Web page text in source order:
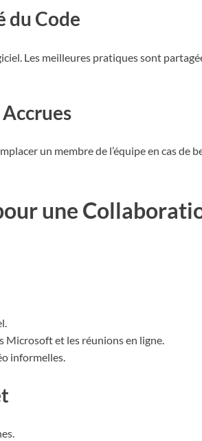
du Code
Les meilleures pratiques sont
un membre de l’équipe en cas de
une
Microsoft et les réunions en ligne.
informelles.